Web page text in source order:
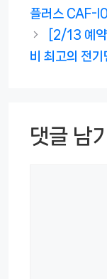
리
플러스 CAF-
[2/13 예
비 최고의 전기
댓글 남